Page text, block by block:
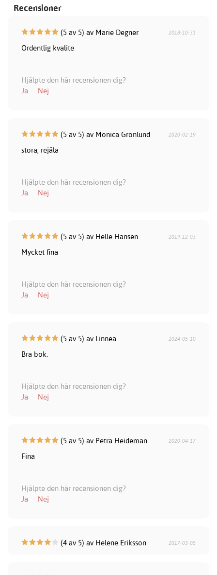
Recensioner
(5 av 5) av Marie Degner 2018-10-31
Ordentlig kvalite
Hjälpte den här recensionen dig?
Ja
Nej
(5 av 5) av Monica Grönlund 2020-02-19
stora, rejäla
Hjälpte den här recensionen dig?
Ja
Nej
(5 av 5) av Helle Hansen 2019-12-03
Mycket fina
Hjälpte den här recensionen dig?
Ja
Nej
(5 av 5) av Linnea 2024-05-10
Bra bok.
Hjälpte den här recensionen dig?
Ja
Nej
(5 av 5) av Petra Heideman 2020-04-17
Fina
Hjälpte den här recensionen dig?
Ja
Nej
(4 av 5) av Helene Eriksson 2017-03-05